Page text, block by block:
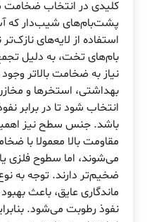
کلیدی در انتخاب
پشت‌بام‌های شیب‌دار که
استفاده از لایه‌های
بام‌های تخت، به دلیل
نیاز به ضخامت بالاتر
بهداشتی، استخرها و
انتخاب شود تا در برابر
باشد. جنس سطح نیز
مقاومت بالا معمولا با
می‌شوند، اما سطوح فلزی
ضخیم‌تر دارند. توجه به
ماندگاری عایق، باعث
نفوذ رطوبت می‌شود.